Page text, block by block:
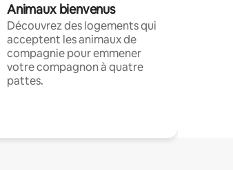
Animaux bienvenus
Découvrez des logements qui
acceptent les animaux de
compagnie pour emmener
votre compagnon à quatre
pattes.